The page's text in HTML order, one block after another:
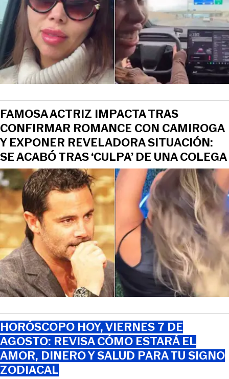
FAMOSA ACTRIZ IMPACTA TRAS
CONFIRMAR ROMANCE CON CAMIROGA
Y EXPONER REVELADORA SITUACIÓN:
SE ACABÓ TRAS ‘CULPA’ DE UNA COLEGA
HORÓSCOPO HOY, VIERNES 7 DE
AGOSTO: REVISA CÓMO ESTARÁ EL
AMOR, DINERO Y SALUD PARA TU SIGNO
ZODIACAL